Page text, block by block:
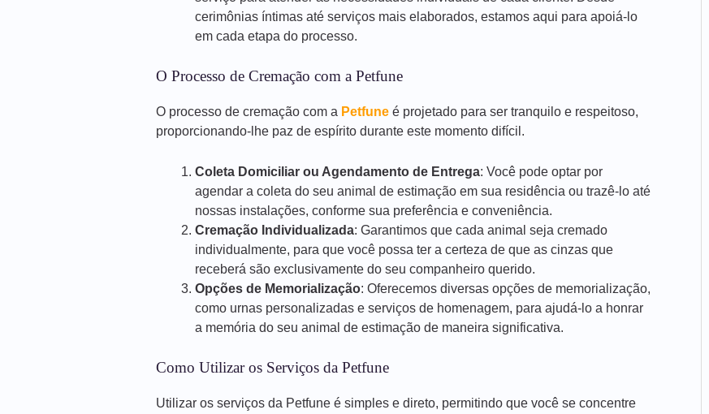
cerimônias íntimas até serviços mais elaborados, estamos aqui para apoiá-lo
em cada etapa do processo.
O Processo de Cremação com a Petfune
O processo de cremação com a Petfune é projetado para ser tranquilo e respeitoso,
proporcionando-lhe paz de espírito durante este momento difícil.
Coleta Domiciliar ou Agendamento de Entrega: Você pode optar por
agendar a coleta do seu animal de estimação em sua residência ou trazê-lo até
nossas instalações, conforme sua preferência e conveniência.
Cremação Individualizada: Garantimos que cada animal seja cremado
individualmente, para que você possa ter a certeza de que as cinzas que
receberá são exclusivamente do seu companheiro querido.
Opções de Memorialização: Oferecemos diversas opções de memorialização,
como urnas personalizadas e serviços de homenagem, para ajudá-lo a honrar
a memória do seu animal de estimação de maneira significativa.
Como Utilizar os Serviços da Petfune
Utilizar os serviços da Petfune é simples e direto, permitindo que você se concentre